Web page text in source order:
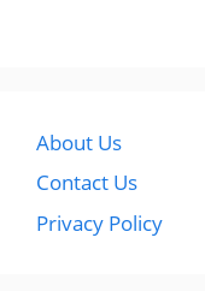
About Us
Contact Us
Privacy Policy